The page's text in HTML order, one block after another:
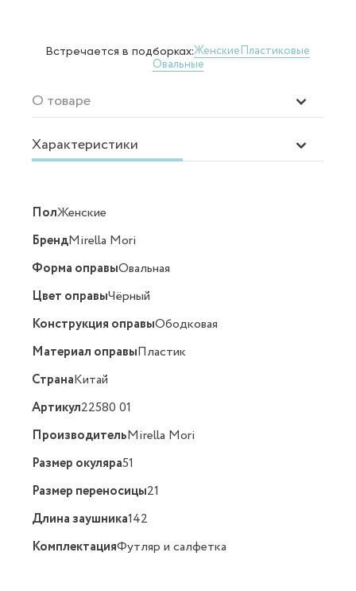
Встречается в подборках:ЖенскиеПластиковые
Овальные
О товаре
Характеристики
ПолЖенские
БрендMirella Mori
Форма оправыОвальная
Цвет оправыЧёрный
Конструкция оправыОбодковая
Материал оправыПластик
СтранаКитай
Артикул22580 01
ПроизводительMirella Mori
Размер окуляра51
Размер переносицы21
Длина заушника142
КомплектацияФутляр и салфетка